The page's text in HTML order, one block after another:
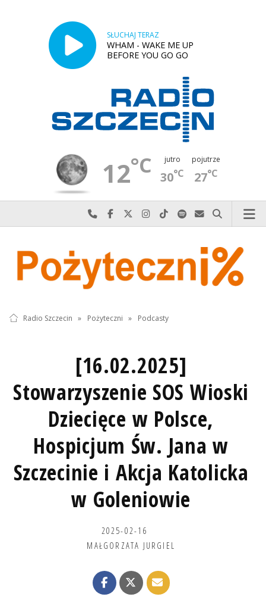
SŁUCHAJ TERAZ
WHAM - WAKE ME UP
BEFORE YOU GO GO
12°C jutro
30°C
pojutrze
27°C
Najlepiej po prostu do nas zadzwoń
Odwiedź nas na Facebook-u
Odwiedź nas na X
Odwiedź nas na Instagram-ie
Odwiedź nas na TikTok-u
Szukaj nas na Spotify
Wyślij do nas
Szukaj
Radio Szczecin » Pożyteczni » Podcasty
[16.02.2025]
Stowarzyszenie SOS Wioski
Dziecięce w Polsce,
Hospicjum Św. Jana w
Szczecinie i Akcja Katolicka
w Goleniowie
2025-02-16
MAŁGORZATA JURGIEL